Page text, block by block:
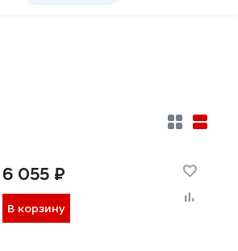
6 055 ₽
В корзину